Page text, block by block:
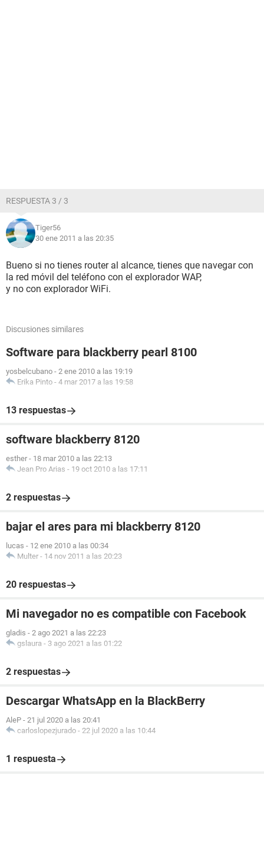
RESPUESTA 3 / 3
Tiger56
30 ene 2011 a las 20:35
Bueno si no tienes router al alcance, tienes que navegar con
la red móvil del teléfono con el explorador WAP,
y no con explorador WiFi.
Discusiones similares
Software para blackberry pearl 8100
yosbelcubano - 2 ene 2010 a las 19:19
Erika Pinto - 4 mar 2017 a las 19:58
13 respuestas
software blackberry 8120
esther - 18 mar 2010 a las 22:13
Jean Pro Arias - 19 oct 2010 a las 17:11
2 respuestas
bajar el ares para mi blackberry 8120
lucas - 12 ene 2010 a las 00:34
Multer - 14 nov 2011 a las 20:23
20 respuestas
Mi navegador no es compatible con Facebook
gladis - 2 ago 2021 a las 22:23
gslaura - 3 ago 2021 a las 01:22
2 respuestas
Descargar WhatsApp en la BlackBerry
AleP - 21 jul 2020 a las 20:41
carloslopezjurado - 22 jul 2020 a las 10:44
1 respuesta